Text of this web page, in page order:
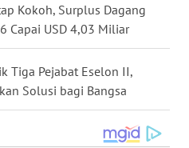
Kokoh, Surplus Dagang
Capai USD 4,03 Miliar
Tiga Pejabat Eselon II,
Solusi bagi Bangsa